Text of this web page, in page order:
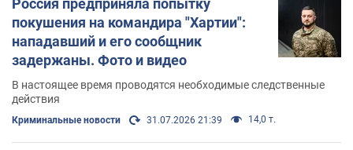
покушения на командира "Хартии":
нападавший и его сообщник
задержаны. Фото и видео
В настоящее время проводятся необходимые следственные
действия
Криминальные новости 31.07.2026 21:39 14,0 т.